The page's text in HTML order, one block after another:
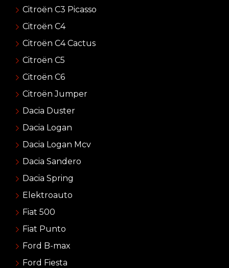
Citroën C3 Picasso
Citroën C4
Citroën C4 Cactus
Citroën C5
Citroën C6
Citroën Jumper
Dacia Duster
Dacia Logan
Dacia Logan Mcv
Dacia Sandero
Dacia Spring
Elektroauto
Fiat 500
Fiat Punto
Ford B-max
Ford Fiesta